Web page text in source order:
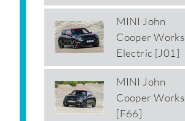
MINI John
Cooper Works
Electric [J01]
MINI John
Cooper Works
[F66]